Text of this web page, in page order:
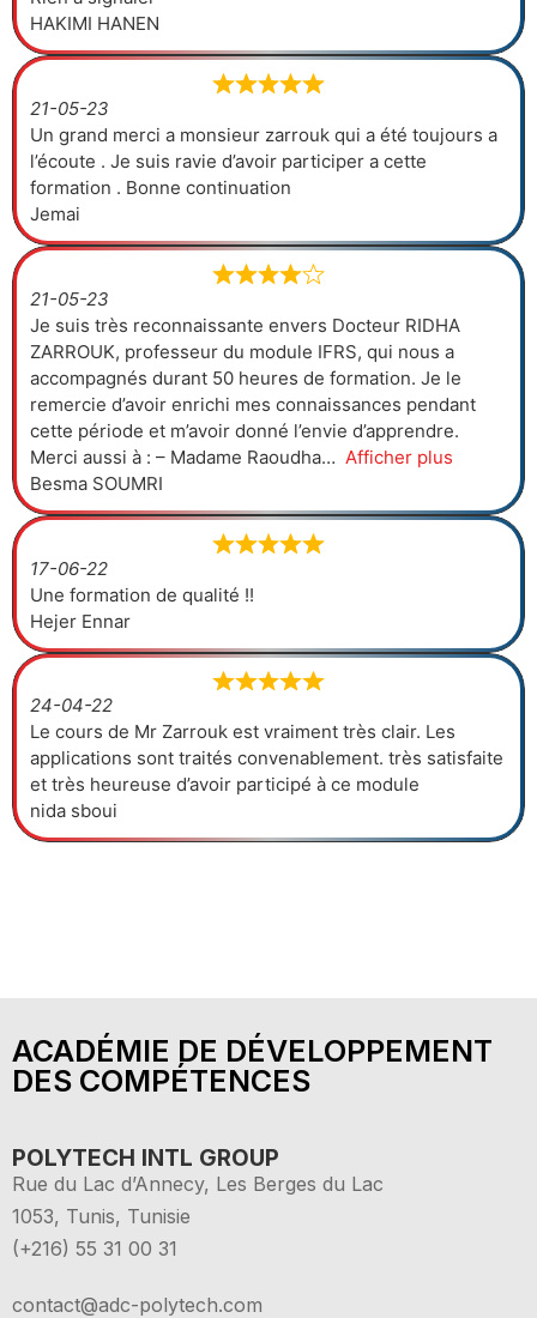
HAKIMI HANEN
21-05-23
Un grand merci a monsieur zarrouk qui a été toujours a
l’écoute . Je suis ravie d’avoir participer a cette
formation . Bonne continuation
Jemai
21-05-23
Je suis très reconnaissante envers Docteur RIDHA
ZARROUK, professeur du module IFRS, qui nous a
accompagnés durant 50 heures de formation. Je le
remercie d’avoir enrichi mes connaissances pendant
cette période et m’avoir donné l’envie d’apprendre.
Merci aussi à : – Madame Raoudha
Afficher plus
Besma SOUMRI
17-06-22
Une formation de qualité !!
Hejer Ennar
24-04-22
Le cours de Mr Zarrouk est vraiment très clair. Les
applications sont traités convenablement. très satisfaite
et très heureuse d’avoir participé à ce module
nida sboui
ACADÉMIE DE DÉVELOPPEMENT
DES COMPÉTENCES
POLYTECH INTL GROUP
Rue du Lac d’Annecy, Les Berges du Lac
1053, Tunis, Tunisie
(+216) 55 31 00 31
contact@adc-polytech.com